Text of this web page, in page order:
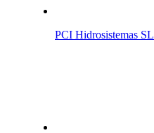
PCI Hidrosistemas SL